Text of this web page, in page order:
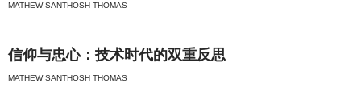
MATHEW SANTHOSH THOMAS
信仰与忠心：技术时代的双重反思
MATHEW SANTHOSH THOMAS